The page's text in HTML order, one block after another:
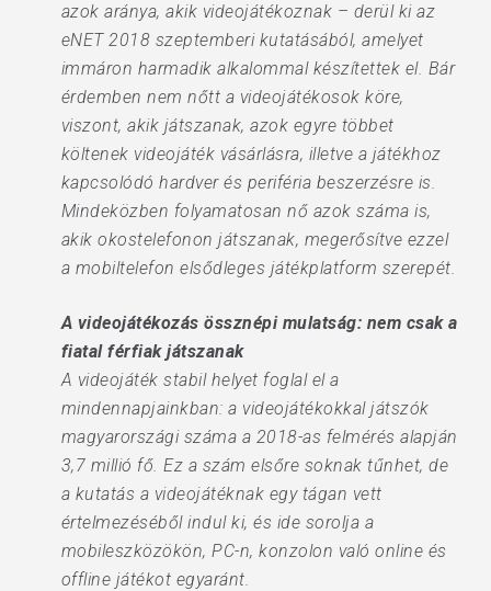
azok aránya, akik videojátékoznak – derül ki az
eNET 2018 szeptemberi kutatásából, amelyet
immáron harmadik alkalommal készítettek el. Bár
érdemben nem nőtt a videojátékosok köre,
viszont, akik játszanak, azok egyre többet
költenek videojáték vásárlásra, illetve a játékhoz
kapcsolódó hardver és periféria beszerzésre is.
Mindeközben folyamatosan nő azok száma is,
akik okostelefonon játszanak, megerősítve ezzel
a mobiltelefon elsődleges játékplatform szerepét.
A videojátékozás össznépi mulatság: nem csak a
fiatal férfiak játszanak
A videojáték stabil helyet foglal el a
mindennapjainkban: a videojátékokkal játszók
magyarországi száma a 2018-as felmérés alapján
3,7 millió fő. Ez a szám elsőre soknak tűnhet, de
a kutatás a videojátéknak egy tágan vett
értelmezéséből indul ki, és ide sorolja a
mobileszközökön, PC-n, konzolon való online és
offline játékot egyaránt.